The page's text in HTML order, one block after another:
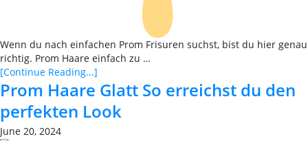
Wenn du nach einfachen Prom Frisuren suchst, bist du hier genau
richtig. Prom Haare einfach zu …
[Continue Reading...]
Prom Haare Glatt So erreichst du den
perfekten Look
June 20, 2024